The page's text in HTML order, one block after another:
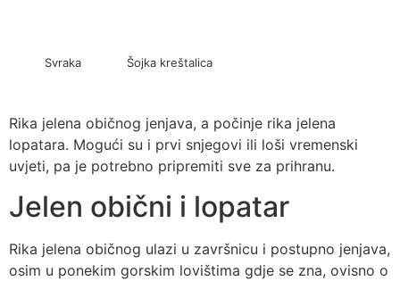
Svraka Šojka kreštalica
Rika jelena običnog jenjava, a počinje rika jelena
lopatara. Mogući su i prvi snjegovi ili loši vremenski
uvjeti, pa je potrebno pripremiti sve za prihranu.
Jelen obični i lopatar
Rika jelena običnog ulazi u završnicu i postupno jenjava,
osim u ponekim gorskim lovištima gdje se zna, ovisno o